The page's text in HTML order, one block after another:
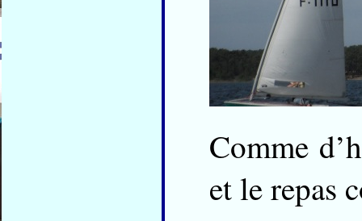
Comme
et le repas